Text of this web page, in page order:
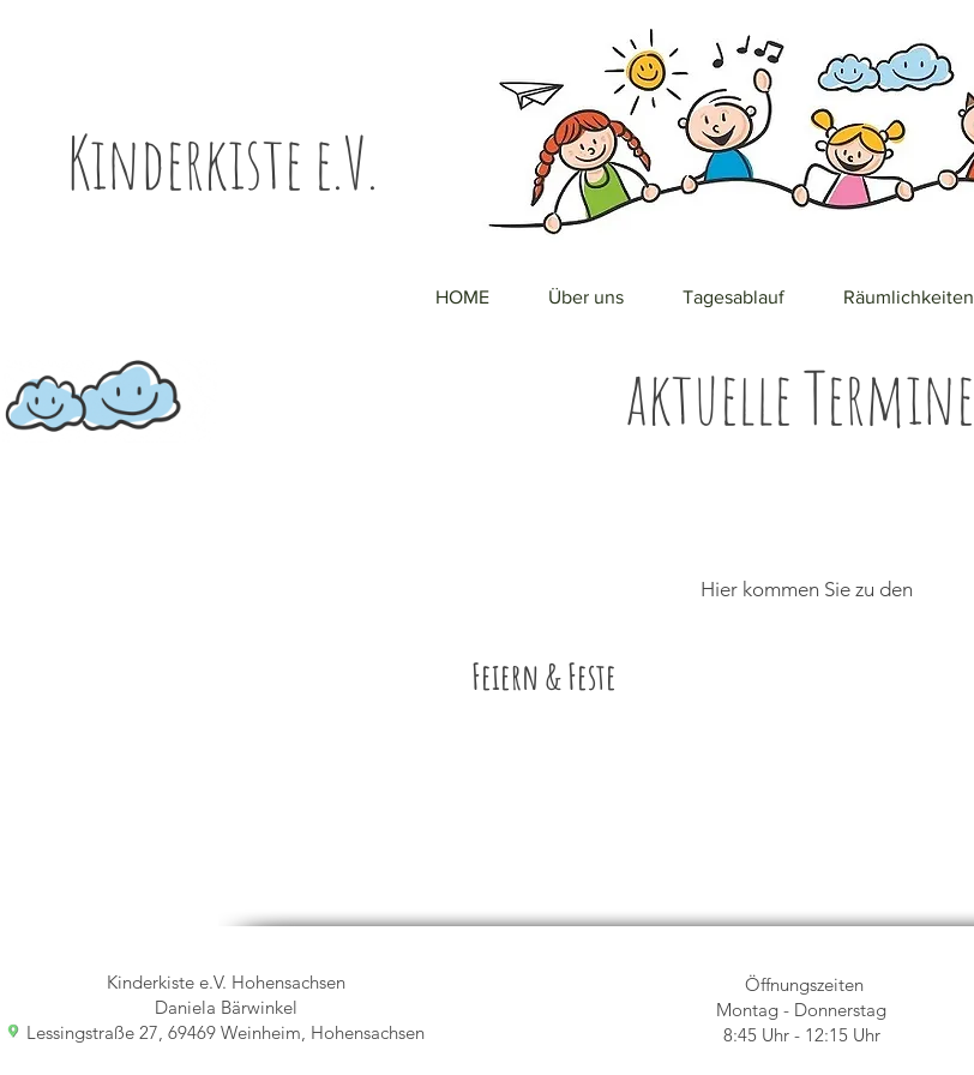
HOME Über uns Tagesablauf Räumlichkeiten
Kinderkiste e.V.
aktuelle Termine
Hier kommen Sie zu den
Feiern & Feste
Kinderkiste e.V. Hohensachsen
Daniela Bärwinkel
Lessingstraße 27, 69469 Weinheim, Hohensachsen
Öffnungszeiten
Montag - Donnerstag
8:45 Uhr - 12:15 Uhr